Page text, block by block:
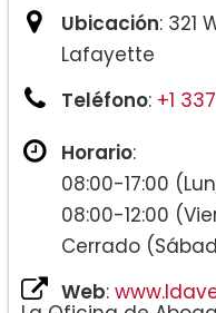
Ubicación: 321
Lafayette
Teléfono: +1
Horario:
08:00-17:00
08:00-12:00
Cerrado
Web: